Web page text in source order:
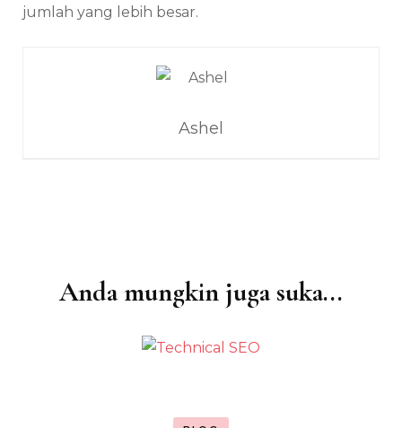
jumlah yang lebih besar.
Ashel
NavigasiAnda mungkin juga suka...